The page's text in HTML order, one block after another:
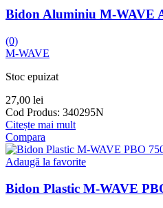
Bidon Aluminiu M-WAVE
(0)
M-WAVE
Stoc epuizat
27,00 lei
Cod Produs: 340295N
Citește mai mult
Compara
Adaugă la favorite
Bidon Plastic M-WAVE